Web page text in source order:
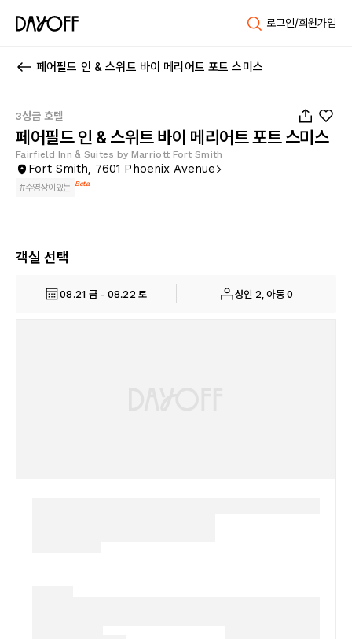
로그인/회원가입
페어필드 인 & 스위트 바이 메리어트 포트 스미스
3성급 호텔
페어필드 인 & 스위트 바이 메리어트 포트 스미스
Fairfield Inn & Suites by Marriott Fort Smith
Fort Smith, 7601 Phoenix Avenue
#수영장이있는 Beta
객실 선택
08.21 금 - 08.22 토 성인 2, 아동 0